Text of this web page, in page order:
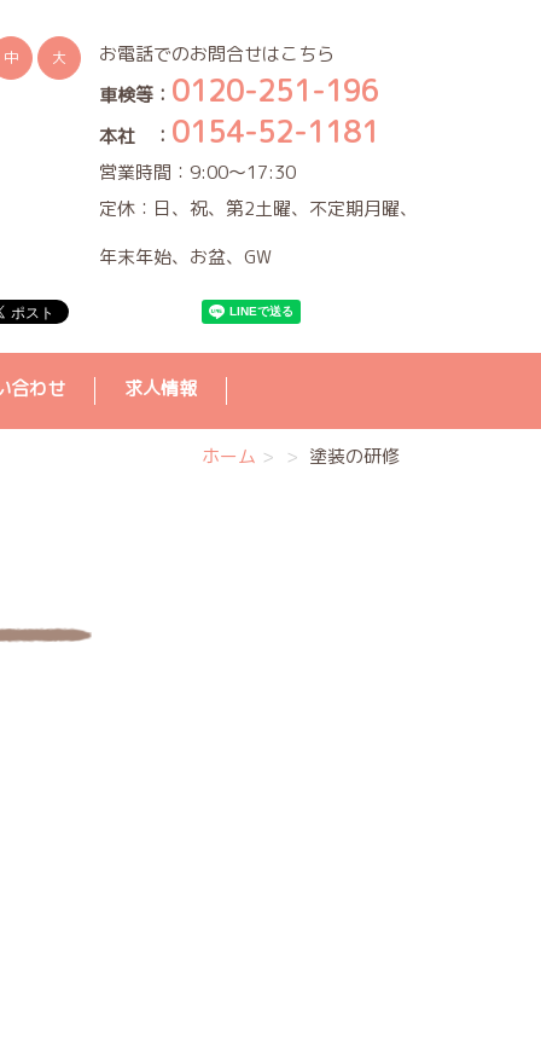
お電話でのお問合せはこちら
車検等： 0120-251-196
本社 ： 0154-52-1181
営業時間：9:00～17:30
定休：日、祝、第2土曜、不定期月曜、
年末年始、お盆、GW
中 大
合わせ 求人情報
ホーム 塗装の研修